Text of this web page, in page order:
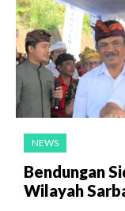
NEWS
Bendungan
Wilayah